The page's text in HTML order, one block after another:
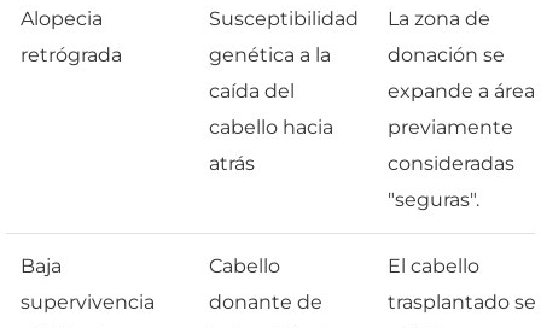
Alopecia
retrógrada
Susceptibilidad
genética a la
caída del
cabello hacia
atrás
La zona de
donación se
expande a
previamente
consideradas
"seguras".
Baja
supervivencia
Cabello
donante de
El cabello
trasplantado se